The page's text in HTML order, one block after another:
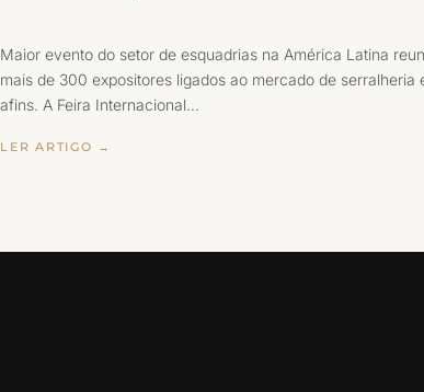
Maior evento do setor de esquadrias na América Latina
mais de 300 expositores ligados ao mercado de serralheria
afins. A Feira Internacional…
LER ARTIGO →